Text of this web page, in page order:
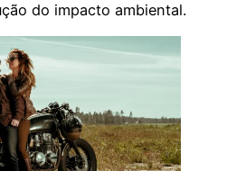
do impacto ambiental.